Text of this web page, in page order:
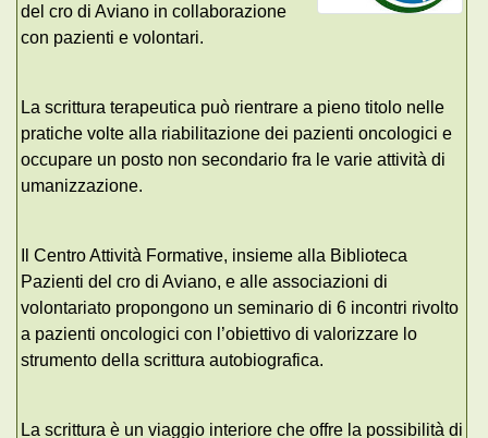
del cro di Aviano in collaborazione
con pazienti e volontari.
La scrittura terapeutica può rientrare a pieno titolo nelle
pratiche volte alla riabilitazione dei pazienti oncologici e
occupare un posto non secondario fra le varie attività di
umanizzazione.
Il Centro Attività Formative, insieme alla Biblioteca
Pazienti del cro di Aviano, e alle associazioni di
volontariato propongono un seminario di 6 incontri rivolto
a pazienti oncologici con l’obiettivo di valorizzare lo
strumento della scrittura autobiografica.
La scrittura è un viaggio interiore che offre la possibilità di